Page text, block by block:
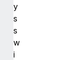
y
s
s
w
i